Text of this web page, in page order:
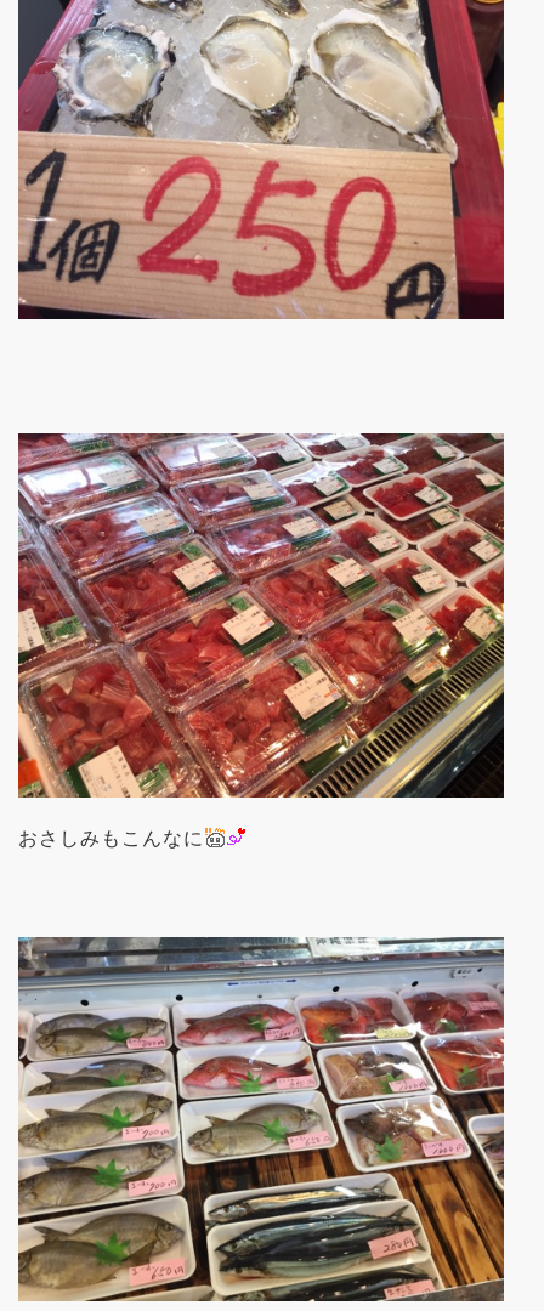
おさしみもこんなに